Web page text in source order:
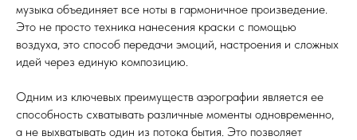
музыка объединяет все ноты в гармоничное произведение.
Это не просто техника нанесения краски с помощью
воздуха, это способ передачи эмоций, настроения и сложных
идей через единую композицию.
Одним из ключевых преимуществ аэрографии является ее
способность схватывать различные моменты одновременно,
а не выхватывать один из потока бытия. Это позволяет